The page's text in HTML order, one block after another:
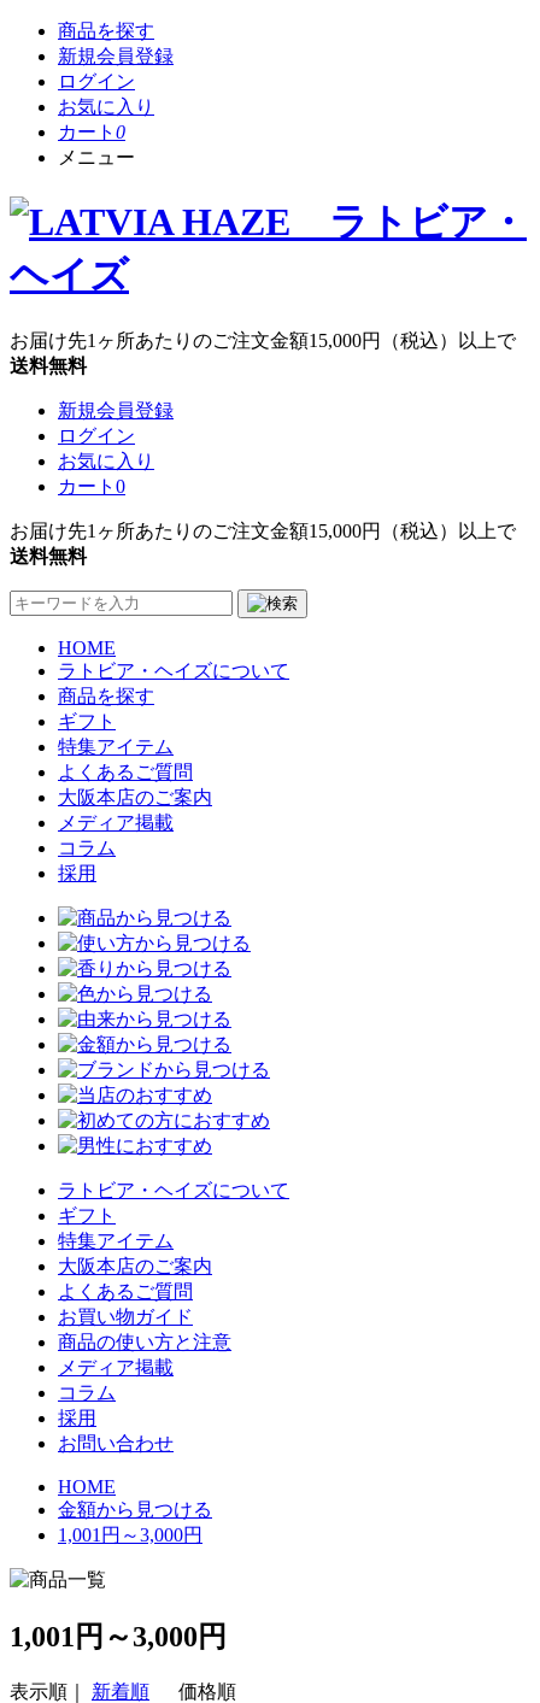
商品を探す
新規会員登録
ログイン
お気に入り
カート 0
メニュー
お届け先1ヶ所あたりのご注文金額15,000円
（税込）以上で
送料無料
新規会員登録
ログイン
お気に入り
カート 0
お届け先1ヶ所あたりのご注文金額15,000円
（税込）以上で
送料無料
HOME
ラトビア・ヘイズについて
商品を探す
ギフト
特集アイテム
よくあるご質問
大阪本店のご案内
メディア掲載
コラム
採用
ラトビア・ヘイズについて
ギフト
特集アイテム
大阪本店のご案内
よくあるご質問
お買い物ガイド
商品の使い方と注意
メディア掲載
コラム
採用
お問い合わせ
HOME
金額から見つける
1,001円～3,000円
1,001円～3,000円
表示順｜ 新着順 価格順